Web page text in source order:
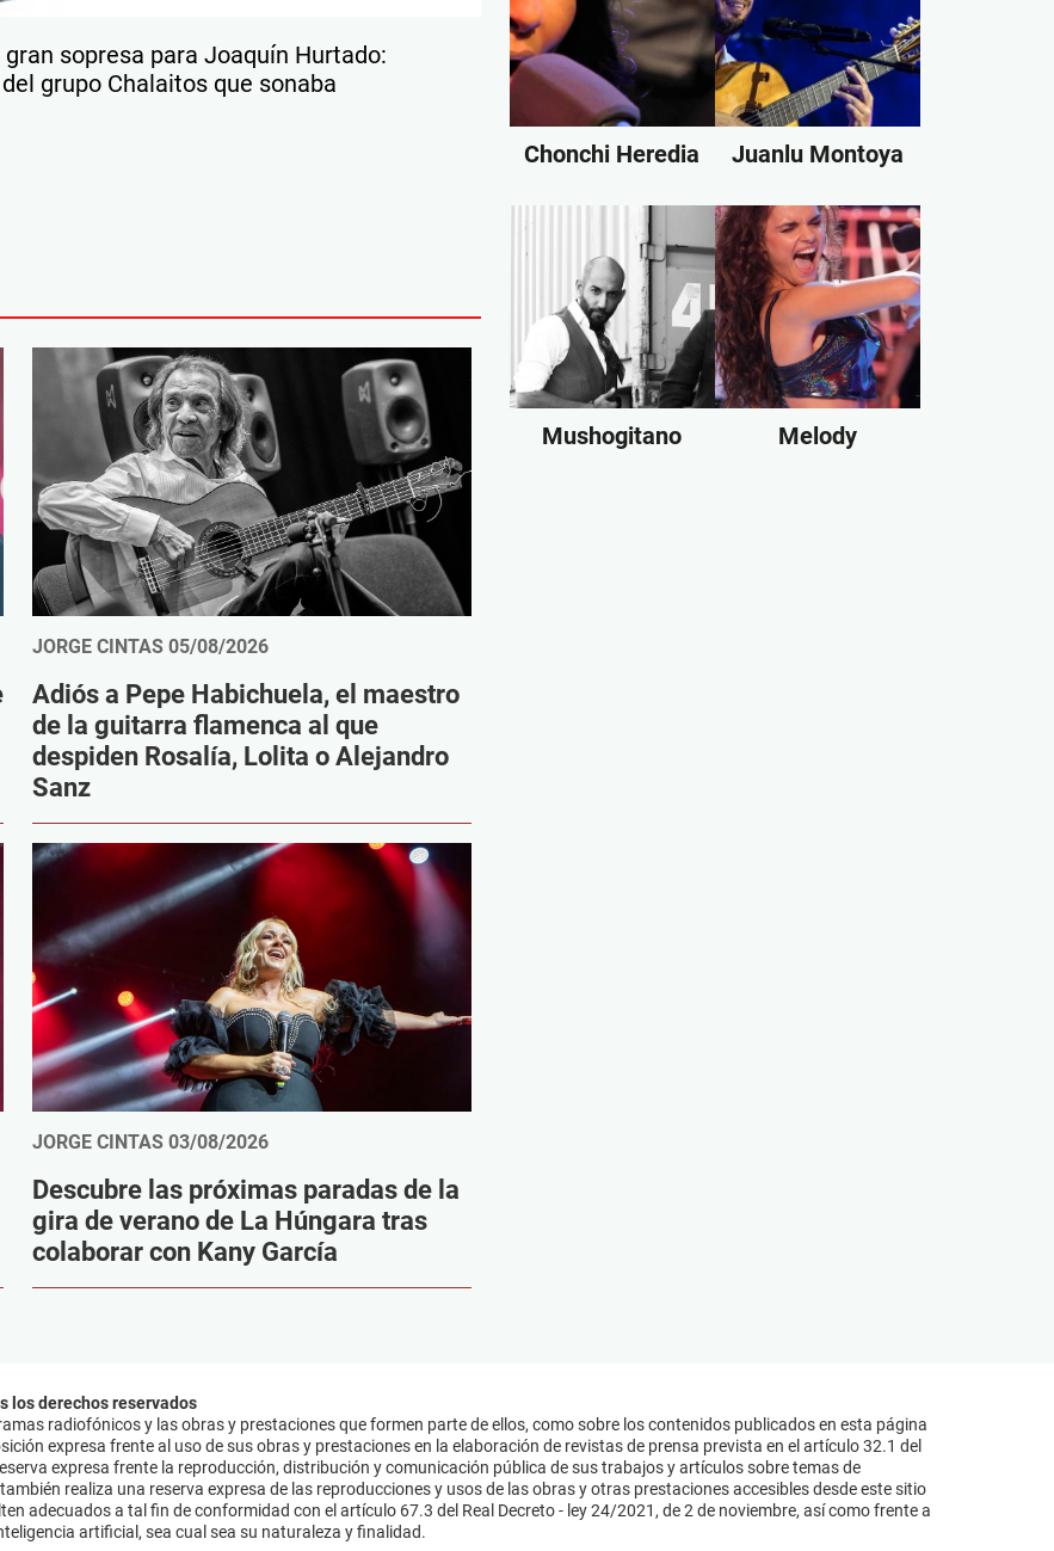
sopresa para Joaquín Hurtado:
grupo Chalaitos que sonaba
JORGE CINTAS 05/08/2026
Adiós a Pepe Habichuela, el maestro
de la guitarra flamenca al que
despiden Rosalía, Lolita o Alejandro
Sanz
JORGE CINTAS 03/08/2026
Descubre las próximas paradas de la
gira de verano de La Húngara tras
colaborar con Kany García
Chonchi Heredia Juanlu Montoya
Mushogitano Melody
los derechos reservados
radiofónicos y las obras y prestaciones que formen parte de ellos, como sobre los contenidos publicados en esta página
expresa frente al uso de sus obras y prestaciones en la elaboración de revistas de prensa prevista en el artículo 32.1 del
expresa frente la reproducción, distribución y comunicación pública de sus trabajos y artículos sobre temas de
realiza una reserva expresa de las reproducciones y usos de las obras y otras prestaciones accesibles desde este sitio
adecuados a tal fin de conformidad con el artículo 67.3 del Real Decreto - ley 24/2021, de 2 de noviembre, así como frente a
artificial, sea cual sea su naturaleza y finalidad.